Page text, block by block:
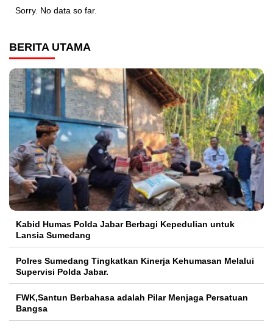
Sorry. No data so far.
BERITA UTAMA
Kabid Humas Polda Jabar Berbagi Kepedulian untuk
Lansia Sumedang
Polres Sumedang Tingkatkan Kinerja Kehumasan Melalui
Supervisi Polda Jabar.
FWK,Santun Berbahasa adalah Pilar Menjaga Persatuan
Bangsa